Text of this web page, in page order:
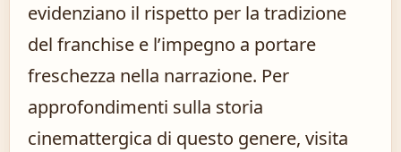
evidenziano il rispetto per la tradizione
del franchise e l’impegno a portare
freschezza nella narrazione. Per
approfondimenti sulla storia
cinemattergica di questo genere, visita